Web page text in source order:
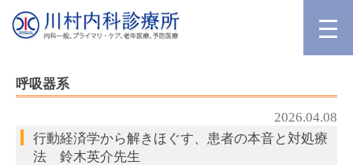
呼吸器系
2026.04.08
行動経済学から解きほぐす、患者の本音と対処療
法 鈴木英介先生